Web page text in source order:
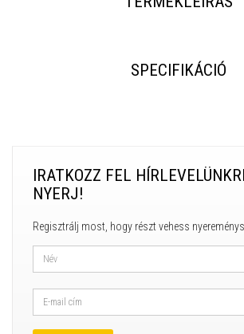
SPECIFIKÁCIÓ
IRATKOZZ FEL
NYERJ!
Regisztrálj most, hogy részt vehess